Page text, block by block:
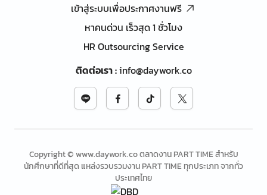
เข้าสู่ระบบเพื่อประกาศงานฟรี
หาคนด่วน เร็วสุด 1 ชั่วโมง
HR Outsourcing Service
ติดต่อเรา:info@daywork.co
Copyright © www.daywork.co ตลาดงาน PART TIME สำหรับ
นักศึกษาที่ดีที่สุด แหล่งรวบรวมงาน PART TIME ทุกประเภท จากทั่ว
ประเทศไทย